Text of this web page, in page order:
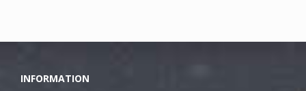
INFORMATION